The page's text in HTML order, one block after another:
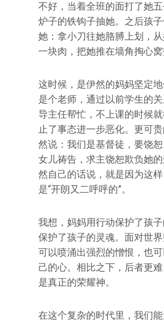
不好，当着全班的面打了她
炉子的铁钩子抽她。之后孩
她：拿小刀往她胳膊上划，
一块肉，把她推在墙角掏心窝
这时候，是伊然的妈妈坚定
是个老师，通过以前学生的
导主任帮忙，不上课的时候
止了事态进一步恶化。更可
然说：我们是基督徒，要饶
女儿祷告，求主饶恕欺负她
然自己的话说，就是因为这
是“开朗又二呼呼的”。
我想，妈妈用行动保护了孩
保护了孩子的灵魂。面对世
可以喷涌出强烈的憎恨，也
己的心。相比之下，后者更难
是真正的荣耀神。
在这个复杂的时代里，我们